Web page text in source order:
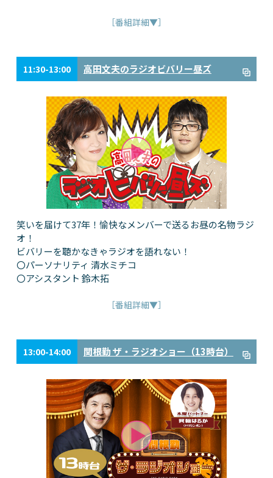
［番組詳細▼］
11:30-13:00 高田文夫のラジオビバリー昼ズ
笑いを届けて37年！愉快なメンバーで送るお昼の名物ラジ
オ！
ビバリーを聴かなきゃラジオを語れない！
〇パーソナリティ 清水ミチコ
〇アシスタント 鈴木拓
［番組詳細▼］
13:00-14:00 関根勤 ザ・ラジオショー（13時台）